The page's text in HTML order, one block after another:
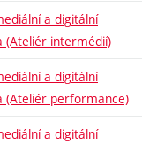
a digitální
(Ateliér intermédií)
a digitální
(Ateliér performance)
a digitální